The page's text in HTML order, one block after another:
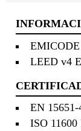
LEED v4
EN
ISO